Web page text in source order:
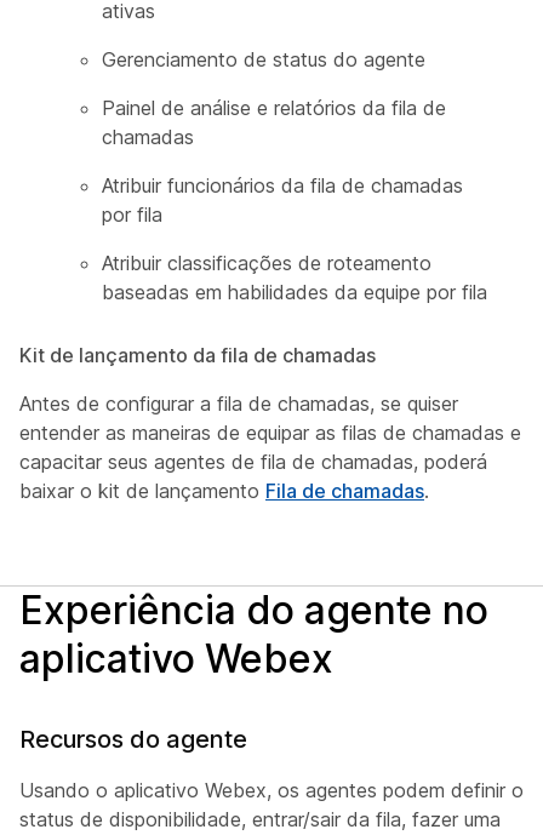
ativas
Gerenciamento de status do agente
Painel de análise e relatórios da fila de
chamadas
Atribuir funcionários da fila de chamadas
por fila
Atribuir classificações de roteamento
baseadas em habilidades da equipe por fila
Kit de lançamento da fila de chamadas
Antes de configurar a fila de chamadas, se quiser
entender as maneiras de equipar as filas de chamadas e
capacitar seus agentes de fila de chamadas, poderá
baixar o kit de lançamento Fila de chamadas.
Experiência do agente no
aplicativo Webex
Recursos do agente
Usando o aplicativo Webex, os agentes podem definir o
status de disponibilidade, entrar/sair da fila, fazer uma